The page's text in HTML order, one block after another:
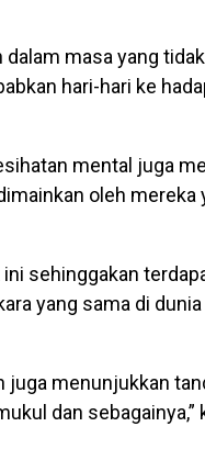
dalam masa yang
hari-hari ke
mental juga
oleh mereka
sehinggakan
yang sama di dunia
juga menunjukkan
dan sebagainya,”